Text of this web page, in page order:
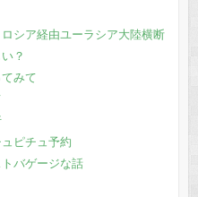
シア経由ユーラシア大陸横断
？
みて
ピチュ予約
バゲージな話